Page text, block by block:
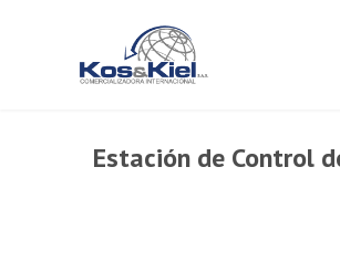
Estación de Control